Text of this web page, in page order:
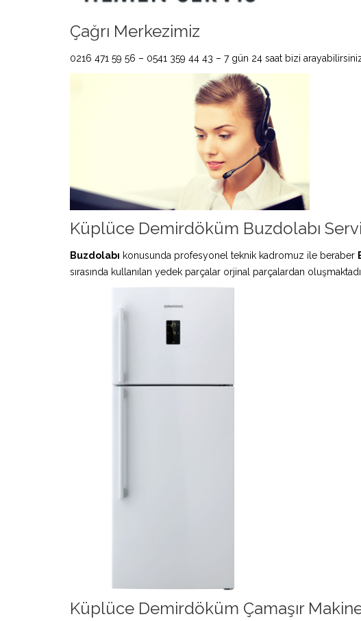
Çağrı Merkezimiz
0216 471 59 56 – 0541 359 44 43 – 7 gün 24 saat bizi
Küplüce Demirdöküm Buzdolabı
Buzdolabı konusunda profesyonel teknik kadromuz ile beraber
sırasında kullanılan yedek parçalar orjinal parçalardan
Küplüce Demirdöküm Çamaşır